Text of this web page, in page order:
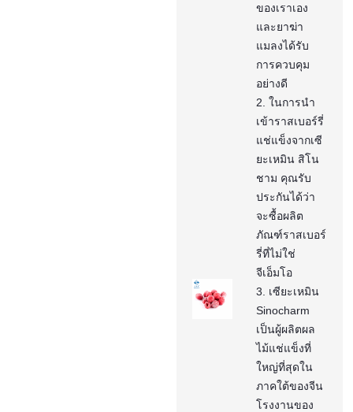
ของเราเอง
และยาฆ่า
แมลงได้รับ
การควบคุม
อย่างดี
2. ในการนำ
เข้าราสเบอร์รี่
แช่แข็งจากเซี
ยะเหมิน สิโน
ชาม คุณรับ
ประกันได้ว่า
จะซื้อผลิต
ภัณฑ์ราสเบอร์
รี่ที่ไม่ใช่
จีเอ็มโอ
3. เซียะเหมิน
Sinocharm
เป็นผู้ผลิตผล
ไม้แช่แข็งที่
ใหญ่ที่สุดใน
ภาคใต้ของจีน
โรงงานของ